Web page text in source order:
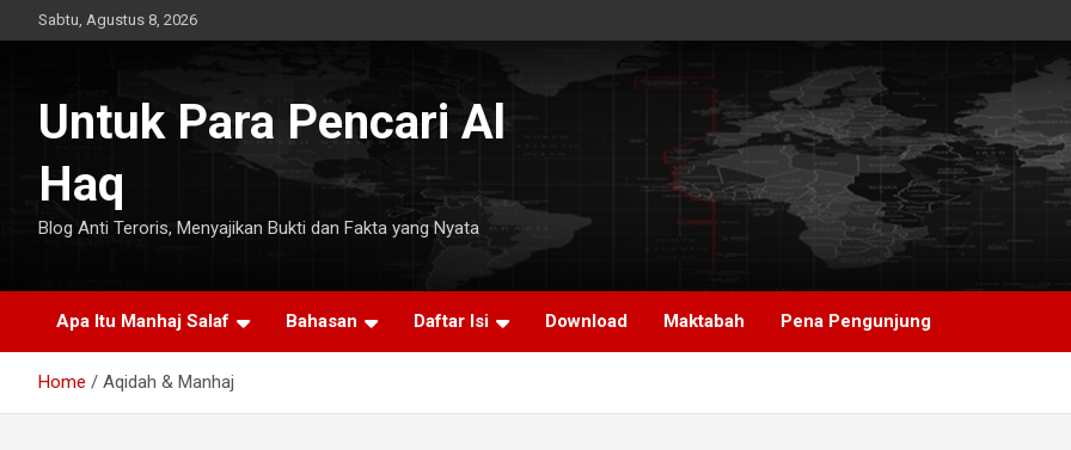
to
Sabtu, Agustus 8, 2026
Untuk Para Pencari Al
Haq
Blog Anti Teroris, Menyajikan Bukti dan Fakta yang Nyata
Apa Itu Manhaj Salaf Bahasan Daftar Isi Download Maktabah Pena Pengunjung
Home Aqidah & Manhaj